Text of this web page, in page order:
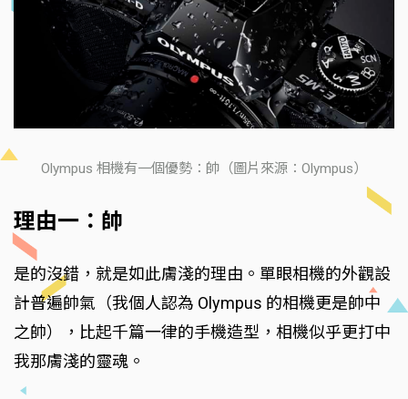
Olympus 相機有一個優勢：帥（圖片來源：Olympus）
理由一：帥
是的沒錯，就是如此膚淺的理由。單眼相機的外觀設
計普遍帥氣（我個人認為 Olympus 的相機更是帥中
之帥），比起千篇一律的手機造型，相機似乎更打中
我那膚淺的靈魂。